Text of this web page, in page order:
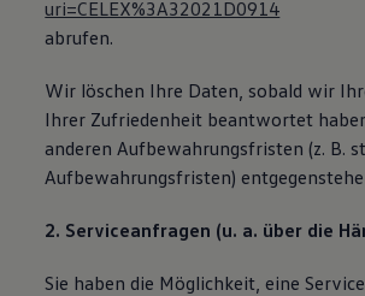
uri=CELEX%3A32021D0914
abrufen.
Wir löschen Ihre Daten, sobald wir
Ihrer Zufriedenheit beantwortet
anderen Aufbewahrungsfristen (z. B.
Aufbewahrungsfristen)
2. Serviceanfragen (u. a. über die
Sie haben die Möglichkeit, eine